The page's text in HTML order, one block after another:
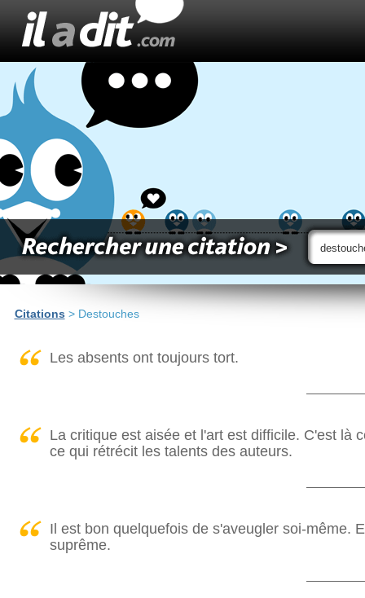
Citations > Destouches
Les absents ont toujours tort.
La critique est aisée et l'art est difficile. C'est là
ce qui rétrécit les talents des auteurs.
Il est bon quelquefois de s'aveugler soi-même.
suprême.